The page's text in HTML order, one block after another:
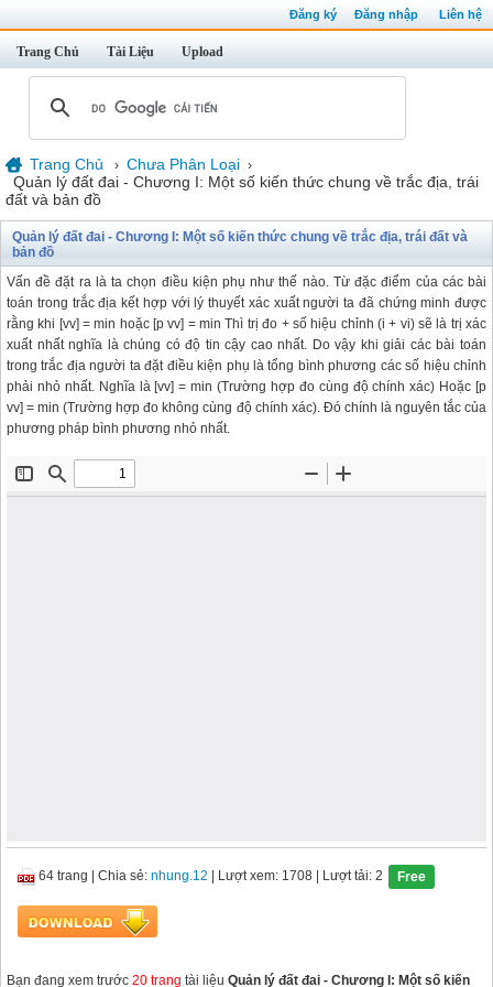
Đăng ký Đăng nhập Liên hệ
Trang Chủ Tài Liệu Upload
Trang Chủ › Chưa Phân Loại ›
Quản lý đất đai - Chương I: Một số kiến thức chung về trắc địa, trái
đất và bản đồ
Quản lý đất đai - Chương I: Một số kiến thức chung về trắc địa, trái đất và
bản đồ
Vấn đề đặt ra là ta chọn điều kiện phụ như thế nào. Từ đặc điểm của các bài
toán trong trắc địa kết hợp với lý thuyết xác xuất người ta đã chứng minh được
rằng khi [vv] = min hoặc [p vv] = min Thì trị đo + số hiệu chỉnh (i + vi) sẽ là trị xác
xuất nhất nghĩa là chúng có độ tin cậy cao nhất. Do vậy khi giải các bài toán
trong trắc địa người ta đặt điều kiện phụ là tổng bình phương các số hiệu chỉnh
phải nhỏ nhất. Nghĩa là [vv] = min (Trường hợp đo cùng độ chính xác) Hoặc [p
vv] = min (Trường hợp đo không cùng độ chính xác). Đó chính là nguyên tắc của
phương pháp bình phương nhỏ nhất.
64 trang Chia sẻ: nhung.12 | Lượt xem: 1708 | Lượt tải: 2 Free
Bạn đang xem trước 20 trang tài liệu Quản lý đất đai - Chương I: Một số kiến